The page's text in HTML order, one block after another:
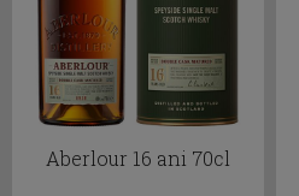
Aberlour 16 ani 70cl